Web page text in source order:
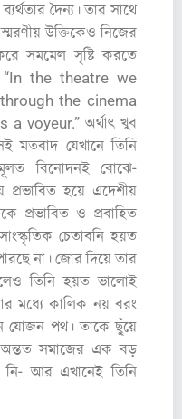
দৈন্য। তার সাথে
উক্তিকেও নিজের
সমমেল সৃষ্টি করতে
“In the theatre we
the cinema
voyeur.” অর্থাৎ খুব
মতবাদ যেখানে তিনি
বিনোদনই বোঝে-
প্রভাবিত হয়ে এদেশীয়
প্রভাবিত ও প্রবাহিত
চেতাবনি হয়ত
না। জোর দিয়ে তার
তিনি হয়ত ভালোই
মধ্যে কালিক নয় বরং
যোজন পথ। তাকে ছু্ঁয়ে
অন্তত সমাজের এক বড়
আর এখানেই তিনি